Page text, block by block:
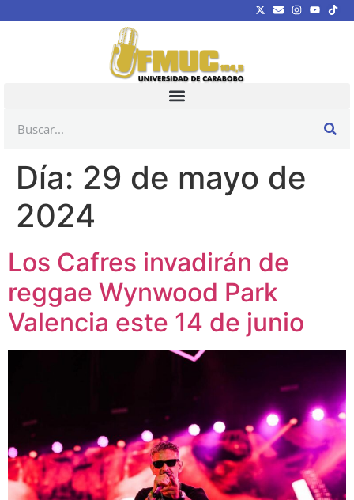
Día: 29 de mayo de
2024
Los Cafres invadirán de
reggae Wynwood Park
Valencia este 14 de junio